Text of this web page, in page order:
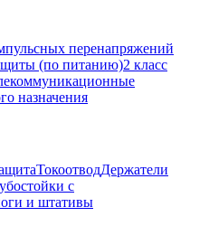
перенапряжений
(по питанию)2 класс
назначения
ТокоотводДержатели
с
и штативы